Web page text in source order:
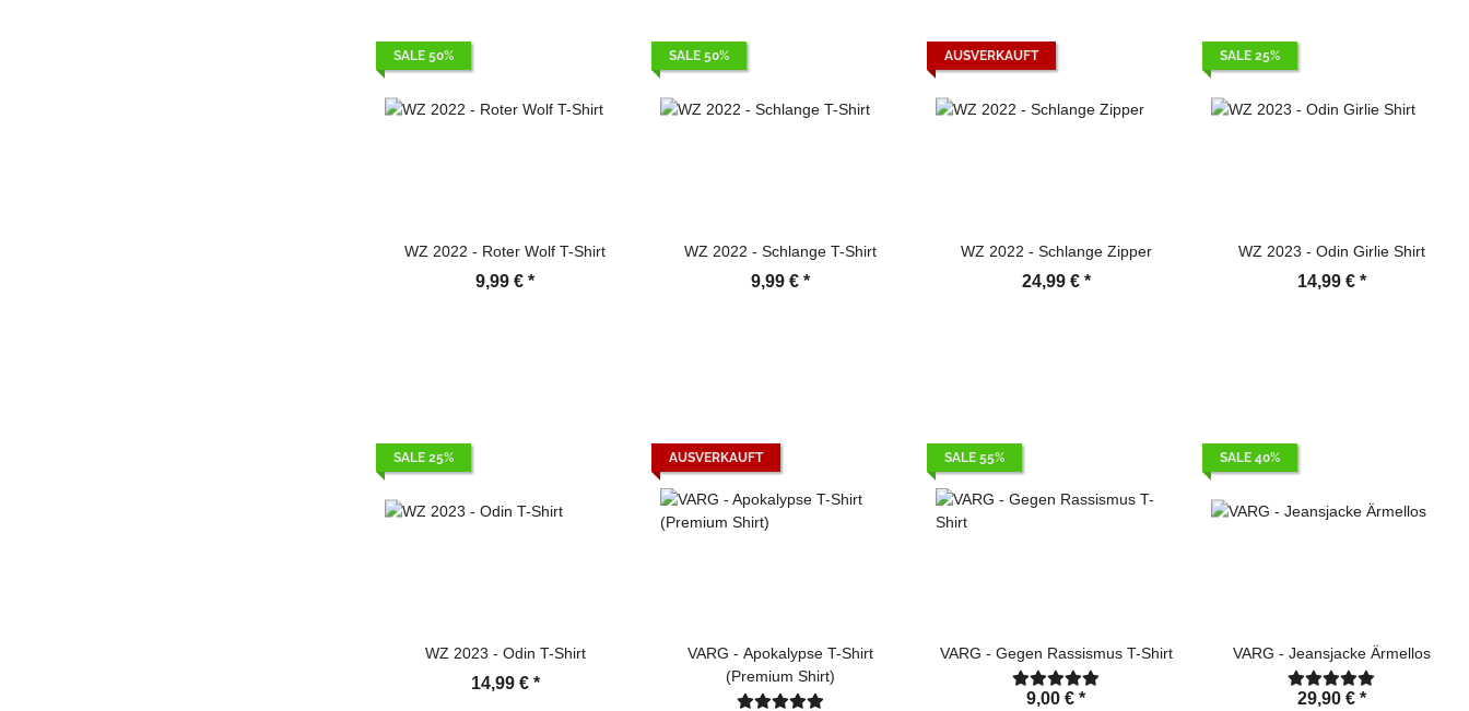
SALE 50%
WZ 2022 - Roter Wolf T-Shirt
9,99 € *
SALE 50%
WZ 2022 - Schlange T-Shirt
9,99 € *
AUSVERKAUFT
WZ 2022 - Schlange Zipper
24,99 € *
SALE 25%
WZ 2023 - Odin Girlie Shirt
14,99 € *
SALE 25%
WZ 2023 - Odin T-Shirt
14,99 € *
AUSVERKAUFT
VARG - Apokalypse T-Shirt
(Premium Shirt)
SALE 55%
VARG - Gegen Rassismus T-Shirt
9,00 € *
SALE 40%
VARG - Jeansjacke Ärmellos
29,90 € *